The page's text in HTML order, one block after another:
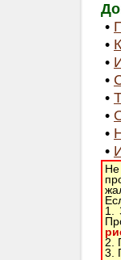
•
•
•
•
•
•
•
•
Не
1.
2.
3.